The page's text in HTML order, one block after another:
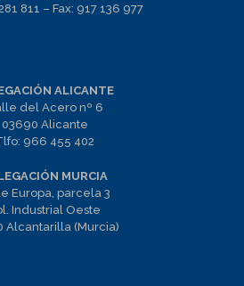
811 – Fax: 917 136 977
ALICANTE
del Acero nº 6
03690 Alicante
966 455 402
MURCIA
Europa, parcela 3
Industrial Oeste
Alcantarilla (Murcia)